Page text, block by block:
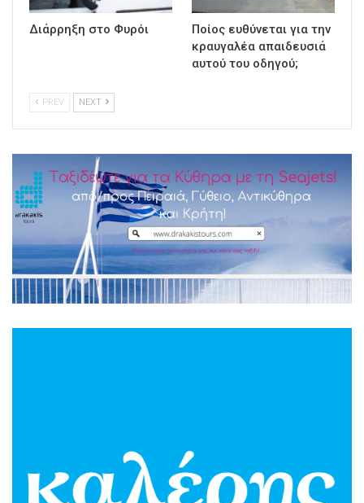
Διάρρηξη στο Φυρόι
Ποίος ευθύνεται για την
κραυγαλέα απαιδευσιά
αυτού του οδηγού;
PREV NEXT